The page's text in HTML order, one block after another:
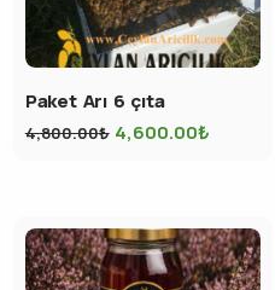
Paket Arı 6 çıta
4,800.00₺ 4,600.00₺